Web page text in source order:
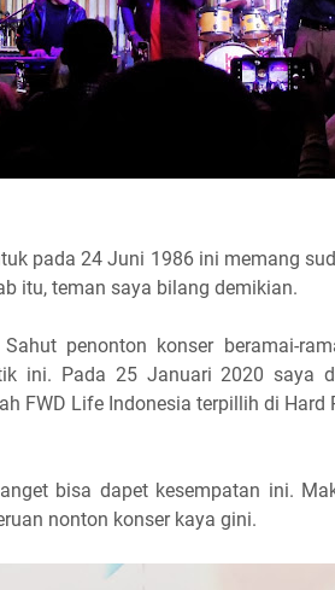
pada 24 Juni 1986 ini memang
itu, teman saya bilang demikian.
Sahut penonton konser beramai-
ini. Pada 25 Januari 2020 saya
FWD Life Indonesia terpillih di Hard
bisa dapet kesempatan ini.
nonton konser kaya gini.